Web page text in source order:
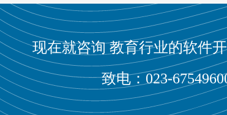
现在就咨询 教育行业的软件
致电：023-